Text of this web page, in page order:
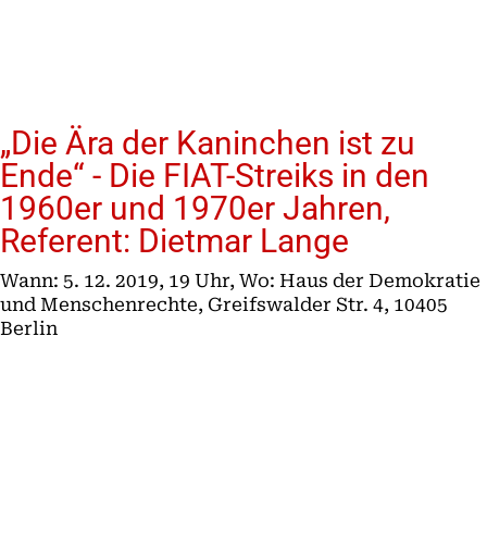
„Die Ära der Kaninchen ist zu
Ende“ - Die FIAT-Streiks in den
1960er und 1970er Jahren,
Referent: Dietmar Lange
Wann: 5. 12. 2019, 19 Uhr, Wo: Haus der Demokratie
und Menschenrechte, Greifswalder Str. 4, 10405
Berlin